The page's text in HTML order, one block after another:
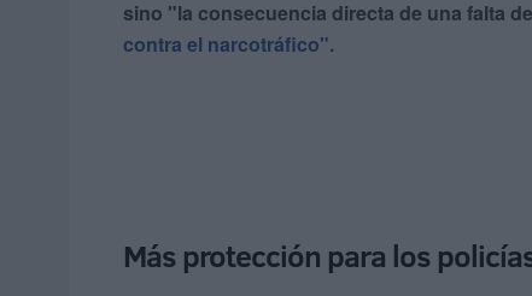
sino "la consecuencia directa de una falta
contra el narcotráfico".
Más protección para los